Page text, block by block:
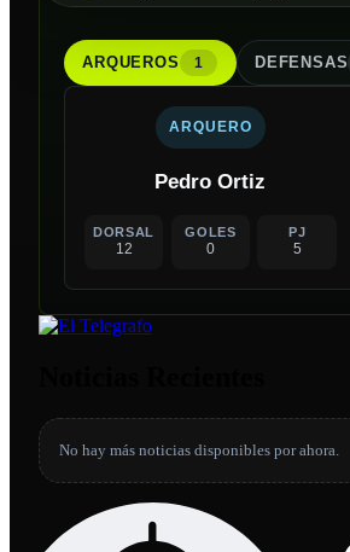
ARQUEROS 1 DEFENSAS
ARQUERO
Pedro Ortiz
DORSAL
12
GOLES
0
PJ
5
No hay más noticias disponibles por ahora.